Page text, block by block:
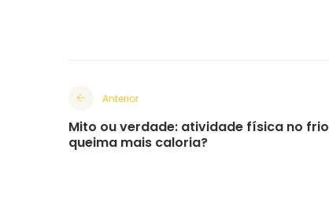
Anterior
Mito ou verdade: atividade física no frio
queima mais caloria?